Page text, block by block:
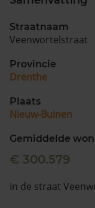
Straatnaam
Veenwortelstraat
Provincie
Drenthe
Plaats
Nieuw-Buinen
Gemiddelde
€ 300.579
In de straat